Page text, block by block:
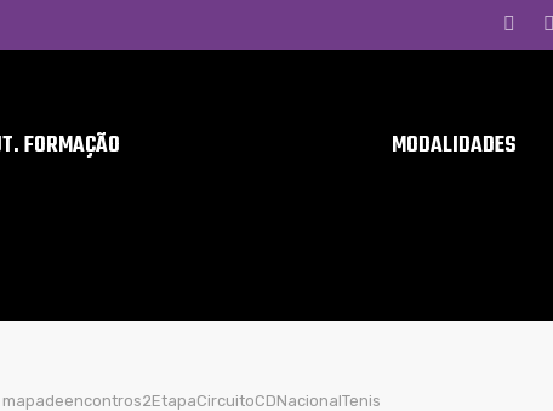
FORMAÇÃO MODALIDADES
mapadeencontros2EtapaCircuitoCDNacionalTenis